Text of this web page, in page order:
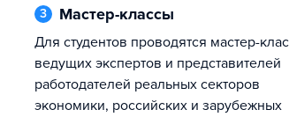
3 Мастер-классы
Для студентов проводятся мастер-классы
ведущих экспертов и представителей
работодателей реальных секторов
экономики, российских и зарубежных